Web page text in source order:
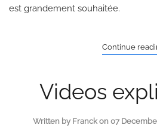
est grandement souhaitée.
Continue
Videos
Written by Franck on 07